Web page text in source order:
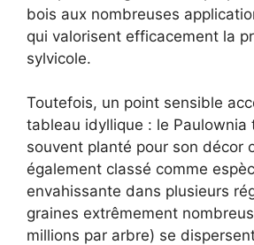
bois aux nombreuses
qui valorisent efficacement la
sylvicole.
Toutefois, un point sensible
tableau idyllique : le Paulownia
souvent planté pour son décor
également classé comme
envahissante dans plusieurs
graines extrêmement
millions par arbre) se